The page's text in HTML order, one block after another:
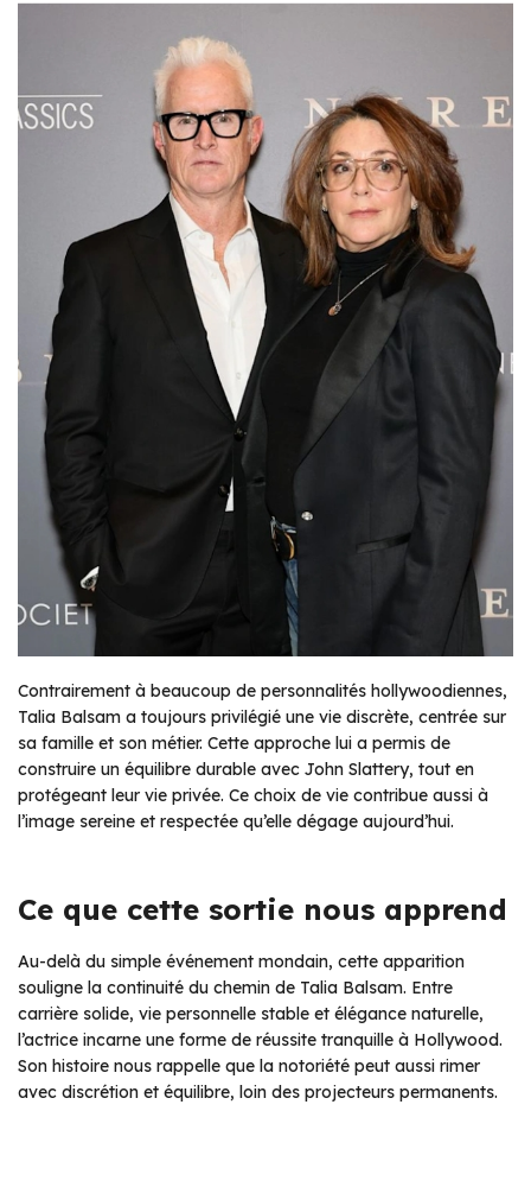
Contrairement à beaucoup de personnalités hollywoodiennes,
Talia Balsam a toujours privilégié une vie discrète, centrée sur
sa famille et son métier. Cette approche lui a permis de
construire un équilibre durable avec John Slattery, tout en
protégeant leur vie privée. Ce choix de vie contribue aussi à
l’image sereine et respectée qu’elle dégage aujourd’hui.
Ce que cette sortie nous apprend
Au-delà du simple événement mondain, cette apparition
souligne la continuité du chemin de Talia Balsam. Entre
carrière solide, vie personnelle stable et élégance naturelle,
l’actrice incarne une forme de réussite tranquille à Hollywood.
Son histoire nous rappelle que la notoriété peut aussi rimer
avec discrétion et équilibre, loin des projecteurs permanents.